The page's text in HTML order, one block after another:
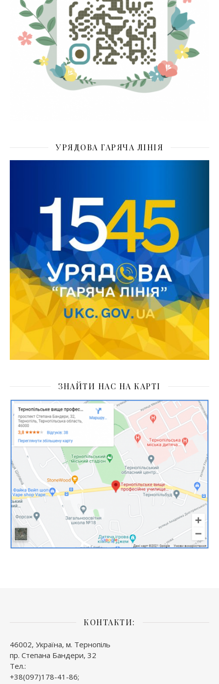
УРЯДОВА ГАРЯЧА ЛІНІЯ
ЗНАЙТИ НАС НА КАРТІ
КОНТАКТИ:
46002, Україна, м. Тернопіль
пр. Степана Бандери, 32
Тел.:
+38(097)178-41-86;